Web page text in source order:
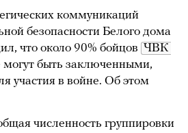
коммуникаций
безопасности Белого дома
что около 90% бойцов ЧВК
могут быть заключенными,
участия в войне. Об этом
численность группировки